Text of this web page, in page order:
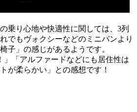
乗り心地や快適性に関しては、3列
でもヴォクシーなどのミニバンより
子」の感じがあるようです。
」「アルファードなどにも居住性は
が柔らかい」との感想です！